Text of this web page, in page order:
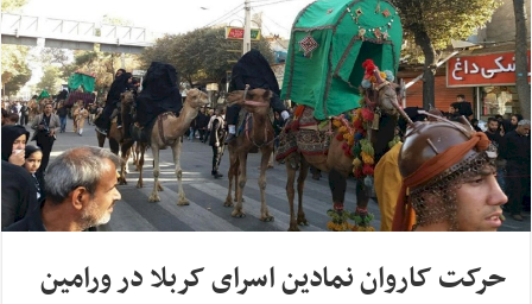
حرکت کاروان نمادین اسرای کربلا در ورامین